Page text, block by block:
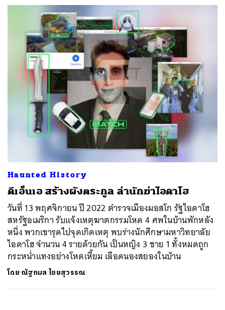
Haunted History
ดีเอ็นเอ สร้างผังตระกูล ล่านักฆ่าไอดาโฮ
วันที่ 13 พฤศจิกายน ปี 2022 ตำรวจเมืองมอสโก รัฐไอดาโฮ
สหรัฐอเมริกา รับแจ้งเหตุฆาตกรรมโหด 4 ศพในบ้านพักหลัง
หนึ่ง พวกเขารุดไปจุดเกิดเหตุ พบร่างนักศึกษามหาวิทยาลัย
ไอดาโฮ จำนวน 4 รายด้วยกัน เป็นหญิง 3 ชาย 1 ทั้งหมดถูก
กระหน่ำแทงอย่างโหดเหี้ยม เลือดนองสยองในบ้าน
โดย ณัฐกมล ไชยสุวรรณ